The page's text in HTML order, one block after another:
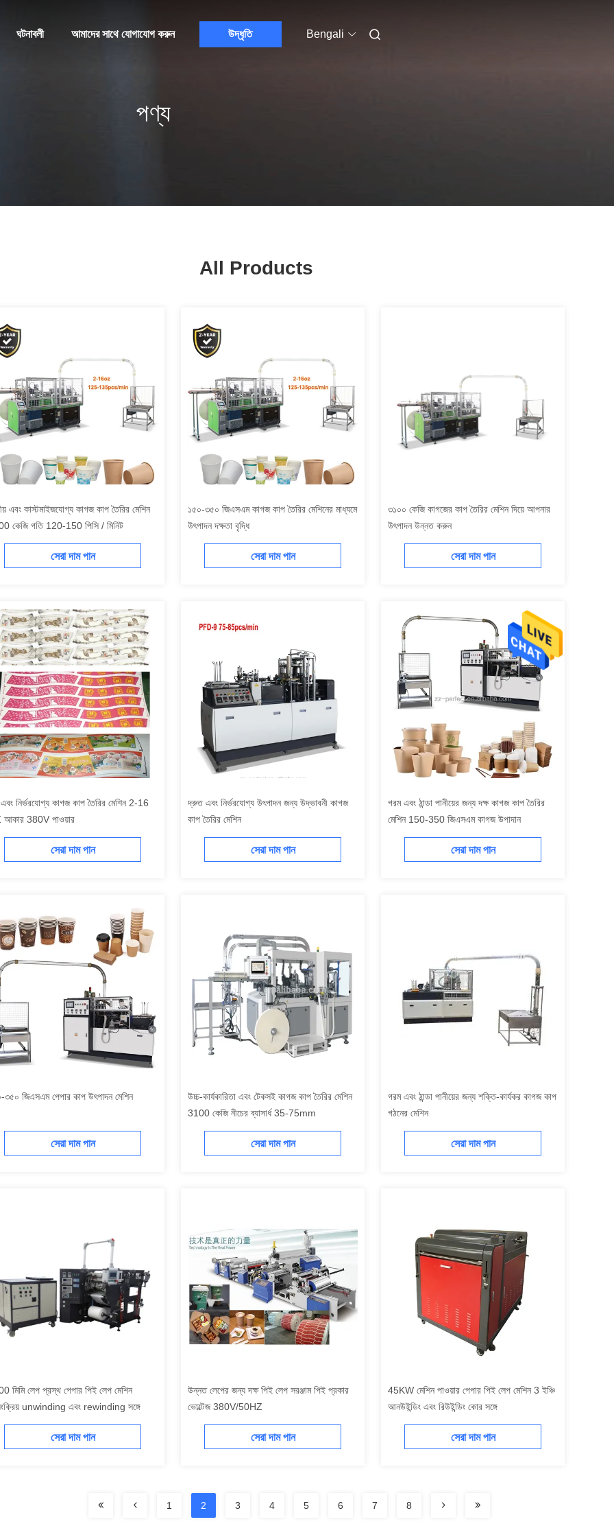
ঘটনাবলী আমাদের সাথে যোগাযোগ করুন উদ্ধৃতি Bengali
পণ্য
All Products
এবং কাস্টমাইজযোগ্য কাগজ কাপ তৈরির মেশিন
কেজি গতি 120-150 পিসি / মিনিট
সেরা দাম পান
১৫০-৩৫০ জিএসএম কাগজ কাপ তৈরির মেশিনের মাধ্যমে
উৎপাদন দক্ষতা বৃদ্ধি
সেরা দাম পান
৩১০০ কেজি কাগজের কাপ তৈরির মেশিন দিয়ে আপনার
উৎপাদন উন্নত করুন
সেরা দাম পান
এবং নির্ভরযোগ্য কাগজ কাপ তৈরির মেশিন 2-16
আকার 380V পাওয়ার
সেরা দাম পান
দ্রুত এবং নির্ভরযোগ্য উৎপাদন জন্য উদ্ভাবনী কাগজ
কাপ তৈরির মেশিন
সেরা দাম পান
গরম এবং ঠান্ডা পানীয়ের জন্য দক্ষ কাগজ কাপ তৈরির
মেশিন 150-350 জিএসএম কাগজ উপাদান
সেরা দাম পান
৩৫০ জিএসএম পেপার কাপ উৎপাদন মেশিন
সেরা দাম পান
উচ্চ-কার্যকারিতা এবং টেকসই কাগজ কাপ তৈরির মেশিন
3100 কেজি নীচের ব্যাসার্ধ 35-75mm
সেরা দাম পান
গরম এবং ঠান্ডা পানীয়ের জন্য শক্তি-কার্যকর কাগজ কাপ
গঠনের মেশিন
সেরা দাম পান
মিমি লেপ প্রস্থ পেপার পিই লেপ মেশিন
unwinding এবং rewinding সঙ্গে
সেরা দাম পান
উন্নত লেপের জন্য দক্ষ পিই লেপ সরঞ্জাম পিই প্রকার
ভোল্টেজ 380V/50HZ
সেরা দাম পান
45KW মেশিন পাওয়ার পেপার পিই লেপ মেশিন 3 ইঞ্চি
আনউইন্ডিং এবং রিউইন্ডিং কোর সঙ্গে
সেরা দাম পান
1 2 3 4 5 6 7 8